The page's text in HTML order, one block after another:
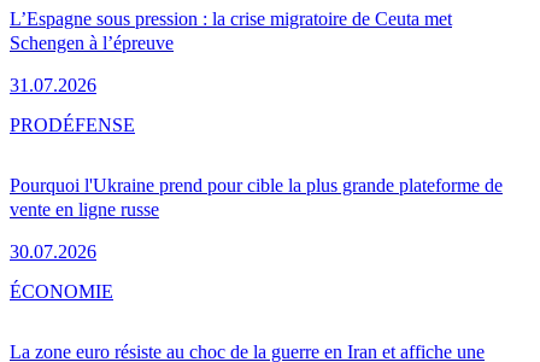
L’Espagne sous pression : la crise migratoire de Ceuta met
Schengen à l’épreuve
31.07.2026
Pourquoi l'Ukraine prend pour cible la plus grande plateforme de
vente en ligne russe
30.07.2026
PRODÉFENSE
La zone euro résiste au choc de la guerre en Iran et affiche une
ÉCONOMIE